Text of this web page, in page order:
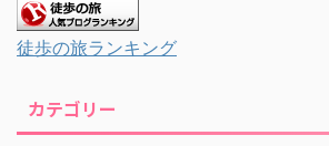
徒歩の旅ランキング
カテゴリー